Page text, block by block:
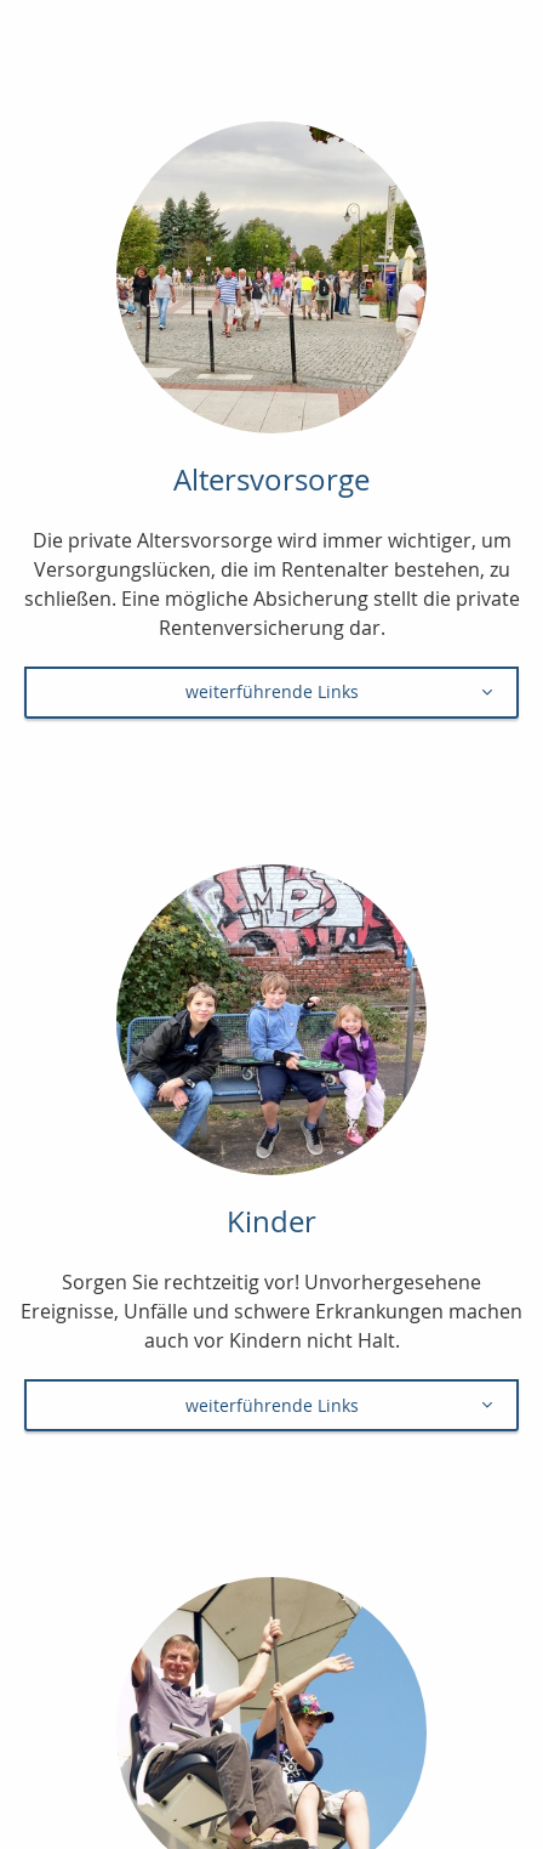
Altersvorsorge
Die private Altersvorsorge wird immer wichtiger, um
Versorgungslücken, die im Rentenalter bestehen, zu
schließen. Eine mögliche Absicherung stellt die private
Rentenversicherung dar.
weiterführende Links
Kinder
Sorgen Sie rechtzeitig vor! Unvorhergesehene
Ereignisse, Unfälle und schwere Erkrankungen machen
auch vor Kindern nicht Halt.
weiterführende Links